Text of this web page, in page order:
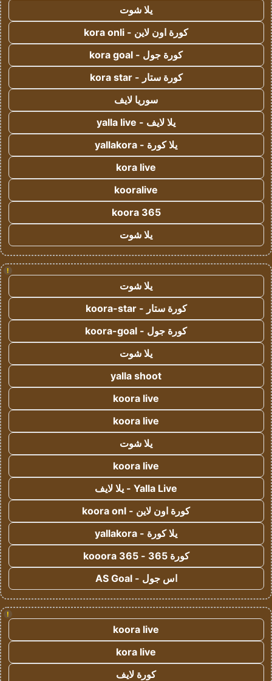
يلا شوت
كورة اون لاين - kora onli
كورة جول - kora goal
كورة ستار - kora star
سوريا لايف
يلا لايف - yalla live
يلا كورة - yallakora
kora live
kooralive
koora 365
يلا شوت
!
يلا شوت
كورة ستار - koora-star
كورة جول - koora-goal
يلا شوت
yalla shoot
koora live
koora live
يلا شوت
koora live
Yalla Live - يلا لايف
كورة اون لاين - koora onl
يلا كورة - yallakora
كورة 365 - kooora 365
اس جول - AS Goal
!
koora live
kora live
كورة لايف